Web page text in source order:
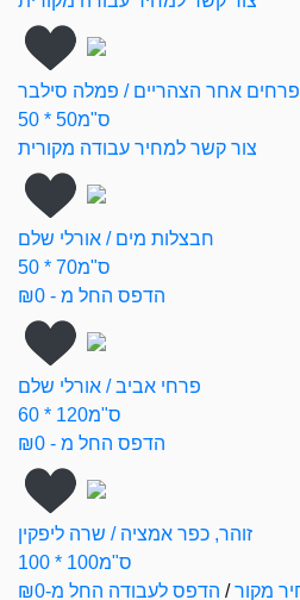
פרחים אחר הצהריים / פמלה סילבר
50 * 50ס"מ
צור קשר למחיר עבודה מקורית
חבצלות מים / אורלי שלם
50 * 70ס"מ
הדפס החל מ - ₪0
פרחי אביב / אורלי שלם
60 * 120ס"מ
הדפס החל מ - ₪0
זוהר, כפר אמציה / שרה ליפקין
100 * 100ס"מ
מקור/ הדפס לעבודה החל מ-₪0